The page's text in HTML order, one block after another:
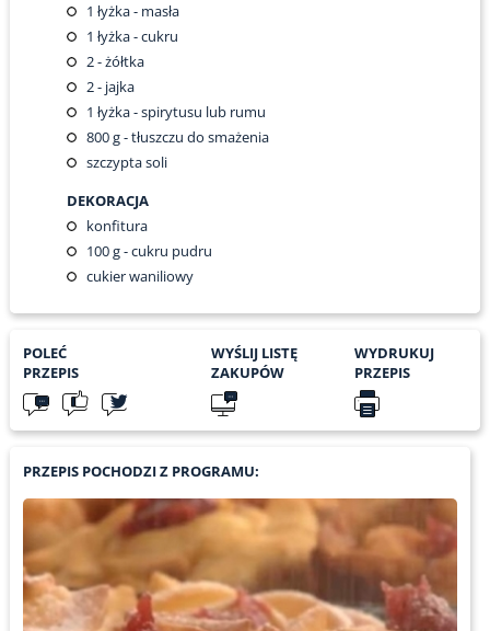
1 łyżka - masła
1 łyżka - cukru
2- żółtka
2- jajka
1 łyżka - spirytusu lub rumu
800g - tłuszczu do smażenia
szczypta soli
DEKORACJA
konfitura
100g - cukru pudru
cukier waniliowy
POLEĆ
PRZEPIS
WYŚLIJ LISTĘ
ZAKUPÓW
WYDRUKUJ
PRZEPIS
PRZEPIS POCHODZI Z PROGRAMU: